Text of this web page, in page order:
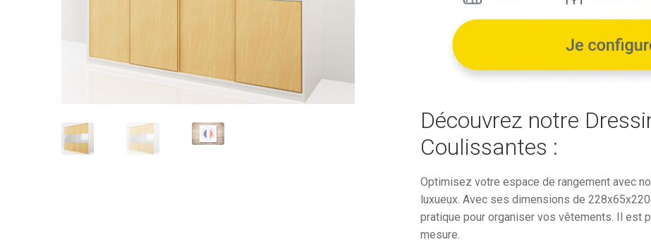
était :
353,42€.
Découvrez notre
Coulissantes :
Optimisez votre espace de rangement avec
luxueux. Avec ses dimensions de
pratique pour organiser vos vêtements. Il est
mesure.